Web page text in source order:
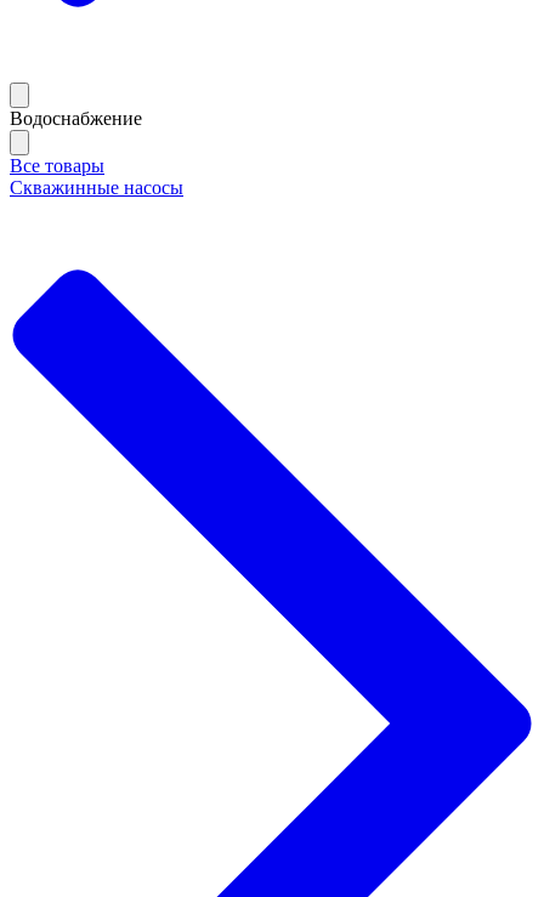
Водоснабжение
Все товары
Скважинные насосы